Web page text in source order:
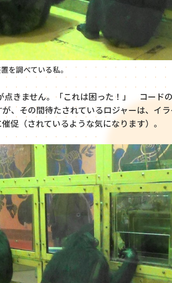
を調べている私。
点きません。「これは困った！」 コード
、その間待たされているロジャーは、イ
促（されているような気になります）。